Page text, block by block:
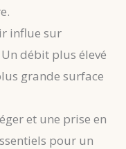
influe sur
débit plus élevé
grande surface
et une prise en
pour un